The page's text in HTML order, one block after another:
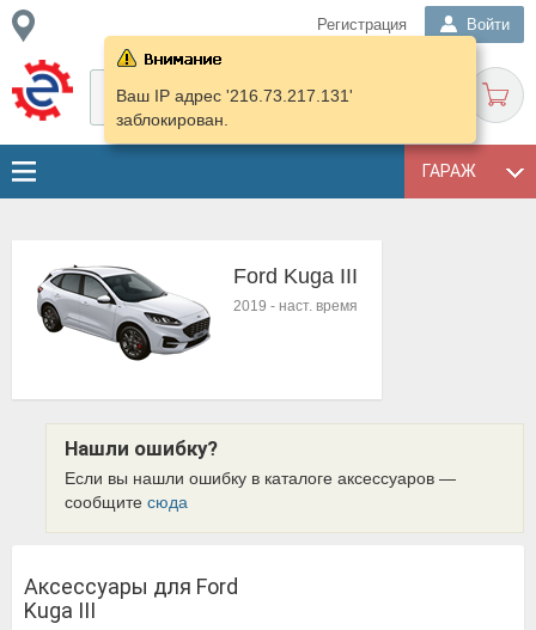
Регистрация Войти
ГАРАЖ
Ваш IP адрес '216.73.217.131'
заблокирован.
Ford Kuga III
2019 - наст. время
Нашли ошибку?
Если вы нашли ошибку в каталоге аксессуаров —
сообщите сюда
Аксессуары для Ford
Kuga III